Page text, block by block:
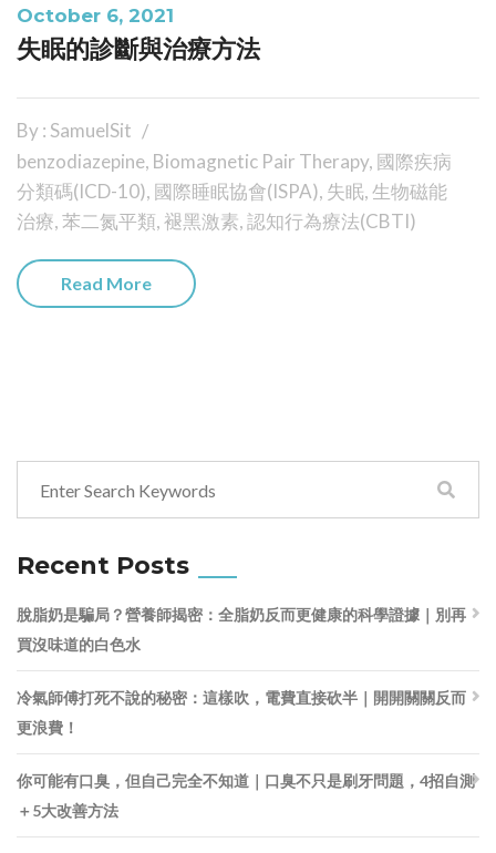
October 6, 2021
失眠的診斷與治療方法
By : SamuelSit
benzodiazepine, Biomagnetic Pair Therapy, 國際疾病
分類碼(ICD-10), 國際睡眠協會(ISPA), 失眠, 生物磁能
治療,苯二氮平類,褪黑激素,認知行為療法(CBTI)
Read More
Recent Posts
脫脂奶是騙局？營養師揭密：全脂奶反而更健康的科學證據｜別再
買沒味道的白色水
冷氣師傅打死不說的秘密：這樣吹，電費直接砍半｜開開關關反而
更浪費！
你可能有口臭，但自己完全不知道｜口臭不只是刷牙問題，4招自測
＋5大改善方法